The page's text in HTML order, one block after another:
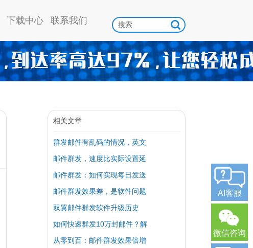
下载中心 联系我们
相关文章
群发邮件有乱码的情况，英文
邮件群发，速度比实际设置延
邮件群发：如何实现每日发送
邮件群发效果差，是软件问题
双翼邮件群发软件升级历史
如何快速群发10万封邮件？解
从零到百：邮件群发效果倍增
AI客服
微信咨询